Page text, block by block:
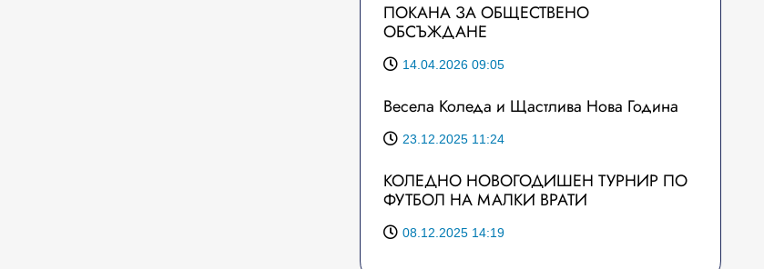
ПОКАНА ЗА ОБЩЕСТВЕНО
ОБСЪЖДАНЕ
14.04.2026 09:05
Весела Коледа и Щастлива Нова Година
23.12.2025 11:24
КОЛЕДНО НОВОГОДИШЕН ТУРНИР ПО
ФУТБОЛ НА МАЛКИ ВРАТИ
08.12.2025 14:19